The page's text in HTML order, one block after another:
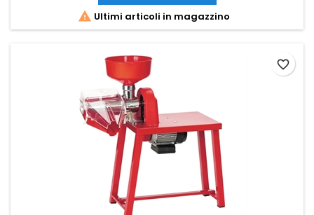
 Ultimi articoli in magazzino
favorite_border